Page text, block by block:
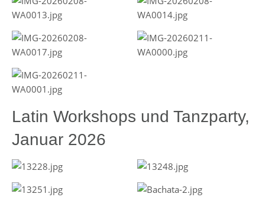
Latin Workshops und Tanzparty,
Januar 2026